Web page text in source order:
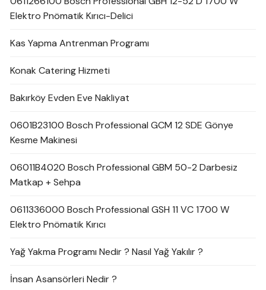
Elektro Pnömatik Kırıcı-Delici
Kas Yapma Antrenman Programı
Konak Catering Hizmeti
Bakırköy Evden Eve Nakliyat
0601B23100 Bosch Professional GCM 12 SDE Gönye
Kesme Makinesi
06011B4020 Bosch Professional GBM 50-2 Darbesiz
Matkap + Sehpa
0611336000 Bosch Professional GSH 11 VC 1700 W
Elektro Pnömatik Kırıcı
Yağ Yakma Programı Nedir ? Nasıl Yağ Yakılır ?
İnsan Asansörleri Nedir ?